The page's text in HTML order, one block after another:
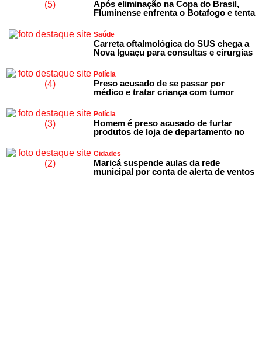
Após eliminação na Copa do Brasil,
Fluminense enfrenta o Botafogo e tenta
Saúde
Carreta oftalmológica do SUS chega a
Nova Iguaçu para consultas e cirurgias
Polícia
Preso acusado de se passar por
médico e tratar criança com tumor
Polícia
Homem é preso acusado de furtar
produtos de loja de departamento no
Cidades
Maricá suspende aulas da rede
municipal por conta de alerta de ventos